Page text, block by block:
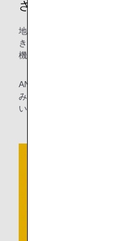
さらなるCO2排出
地上移動時間の短縮はCO2
き国土交通省航空局と連携
機場の調査や調整を継続し
ANAグループは、従来の慣
みにも積極的に挑戦し、さ
いきます。